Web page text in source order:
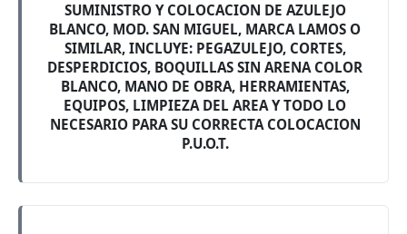
SUMINISTRO Y COLOCACION DE AZULEJO
BLANCO, MOD. SAN MIGUEL, MARCA LAMOS O
SIMILAR, INCLUYE: PEGAZULEJO, CORTES,
DESPERDICIOS, BOQUILLAS SIN ARENA COLOR
BLANCO, MANO DE OBRA, HERRAMIENTAS,
EQUIPOS, LIMPIEZA DEL AREA Y TODO LO
NECESARIO PARA SU CORRECTA COLOCACION
P.U.O.T.